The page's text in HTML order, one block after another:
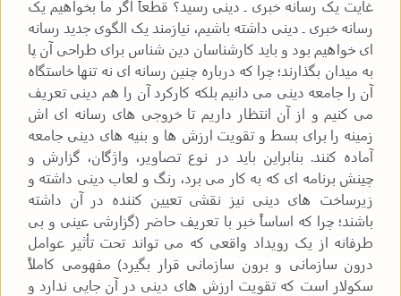
غایت یک رسانه خبری ـ دینی رسید؟ قطعاً اگر ما بخواهیم یک
رسانه خبری ـ دینی داشته باشیم، نیازمند یک الگوی جدید رسانه
ای خواهیم بود و باید کارشناسان دین شناس برای طراحی آن پا
به میدان بگذارند؛ چرا که درباره چنین رسانه ای نه تنها خاستگاه
آن را جامعه دینی می دانیم بلکه کارکرد آن را هم دینی تعریف
می کنیم و از آن انتظار داریم تا خروجی های رسانه ای اش
زمینه را برای بسط و تقویت ارزش ها و بنیه های دینی جامعه
آماده کنند. بنابراین باید در نوع تصاویر، واژگان، گزارش و
چینش برنامه ای که به کار می برد، رنگ و لعاب دینی داشته و
زیرساخت های دینی نیز نقشی تعیین کننده در آن داشته
باشند؛ چرا که اساساً خبر با تعریف حاضر (گزارشی عینی و بی
طرفانه از یک رویداد واقعی که می تواند تحت تأثیر عوامل
درون سازمانی و برون سازمانی قرار بگیرد) مفهومی کاملاً
سکولار است که تقویت ارزش های دینی در آن جایی ندارد و